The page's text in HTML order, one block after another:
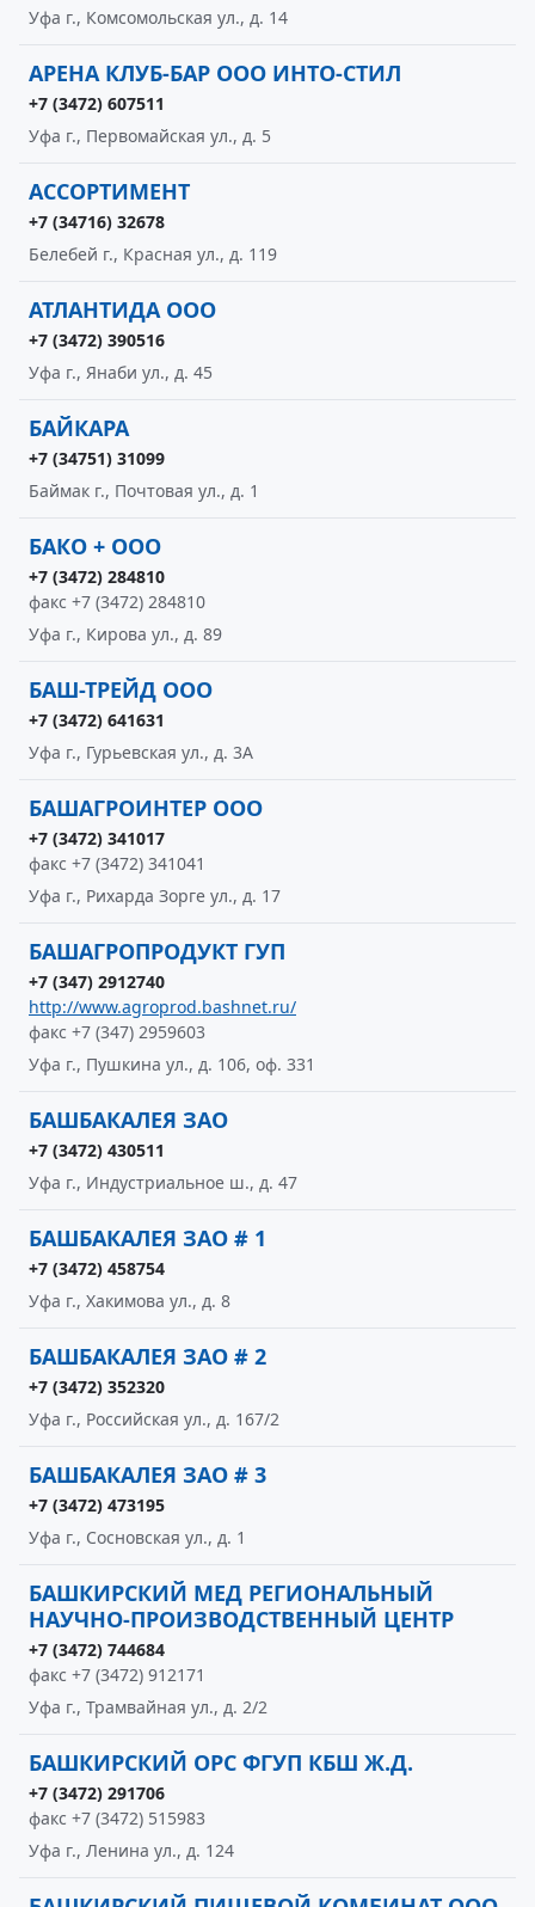
Уфа г., Комсомольская ул., д. 14
АРЕНА КЛУБ-БАР ООО ИНТО-СТИЛ
+7 (3472) 607511
Уфа г., Первомайская ул., д. 5
АССОРТИМЕНТ
+7 (34716) 32678
Белебей г., Красная ул., д. 119
АТЛАНТИДА ООО
+7 (3472) 390516
Уфа г., Янаби ул., д. 45
БАЙКАРА
+7 (34751) 31099
Баймак г., Почтовая ул., д. 1
БАКО + ООО
+7 (3472) 284810
факс +7 (3472) 284810
Уфа г., Кирова ул., д. 89
БАШ-ТРЕЙД ООО
+7 (3472) 641631
Уфа г., Гурьевская ул., д. 3А
БАШАГРОИНТЕР ООО
+7 (3472) 341017
факс +7 (3472) 341041
Уфа г., Рихарда Зорге ул., д. 17
БАШАГРОПРОДУКТ ГУП
+7 (347) 2912740
http://www.agroprod.bashnet.ru/
факс +7 (347) 2959603
Уфа г., Пушкина ул., д. 106, оф. 331
БАШБАКАЛЕЯ ЗАО
+7 (3472) 430511
Уфа г., Индустриальное ш., д. 47
БАШБАКАЛЕЯ ЗАО # 1
+7 (3472) 458754
Уфа г., Хакимова ул., д. 8
БАШБАКАЛЕЯ ЗАО # 2
+7 (3472) 352320
Уфа г., Российская ул., д. 167/2
БАШБАКАЛЕЯ ЗАО # 3
+7 (3472) 473195
Уфа г., Сосновская ул., д. 1
БАШКИРСКИЙ МЕД РЕГИОНАЛЬНЫЙ
НАУЧНО-ПРОИЗВОДСТВЕННЫЙ ЦЕНТР
+7 (3472) 744684
факс +7 (3472) 912171
Уфа г., Трамвайная ул., д. 2/2
БАШКИРСКИЙ ОРС ФГУП КБШ Ж.Д.
+7 (3472) 291706
факс +7 (3472) 515983
Уфа г., Ленина ул., д. 124